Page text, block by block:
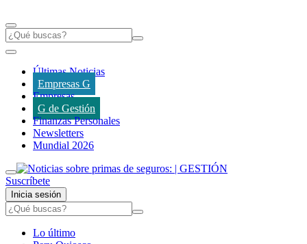
Últimas Noticias
Empresas G
Empresas
G de Gestión
Finanzas Personales
Newsletters
Mundial 2026
Suscríbete
Inicia sesión
Lo último